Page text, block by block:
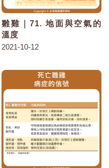
雛雞｜71. 地面與空氣的
溫度
2021-10-12